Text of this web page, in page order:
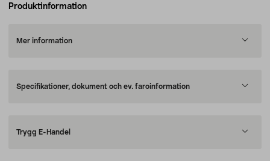
Produktinformation
Mer information
Specifikationer, dokument och ev. faroinformation
Trygg E-Handel